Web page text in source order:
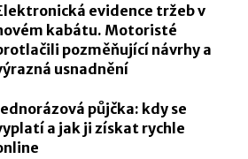
evidence tržeb v
kabátu. Motoristé
pozměňující návrhy a
usnadnění
půjčka: kdy se
a jak ji získat rychle